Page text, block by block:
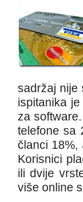
sadržaj nije
ispitanika
za
telefone sa
članci
Korisnici
ili dvije
više online